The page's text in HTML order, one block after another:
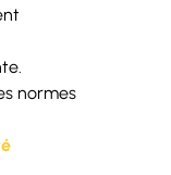
normes